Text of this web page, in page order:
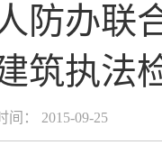
防办联
筑执法
间： 2015-09-25